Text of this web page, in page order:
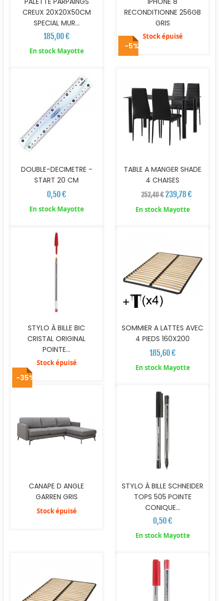
CREUX 20X20X50CM
SPECIAL MUR...
185,00 €
En stock Mayotte
RECONDITIONNE 256GB
GRIS
Stock épuisé
DOUBLE-DECIMETRE -
START 20 CM
0,50 €
En stock Mayotte
-5%
TABLE A MANGER SHADE
4 CHAISES
252,40 € 239,78 €
En stock Mayotte
STYLO À BILLE BIC
CRISTAL ORIGINAL
POINTE...
Stock épuisé
SOMMIER A LATTES AVEC
4 PIEDS 160X200
185,60 €
En stock Mayotte
-35%
CANAPE D ANGLE
GARREN GRIS
Stock épuisé
STYLO À BILLE SCHNEIDER
TOPS 505 POINTE
CONIQUE...
0,50 €
En stock Mayotte